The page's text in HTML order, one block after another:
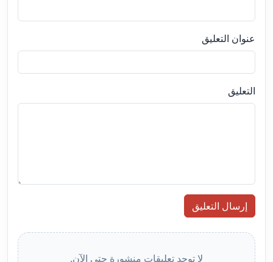
عنوان التعليق
التعليق
إرسال التعليق
لا توجد تعليقات منشورة حتى الآن.